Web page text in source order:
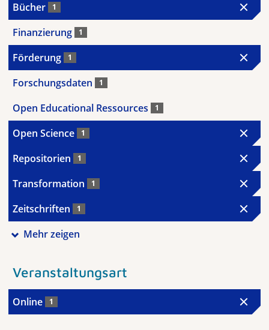
Bücher 1
Finanzierung 1
Förderung 1
Forschungsdaten 1
Open Educational Ressources 1
Open Science 1
Repositorien 1
Transformation 1
Zeitschriften 1
Mehr zeigen
Veranstaltungsart
Online 1